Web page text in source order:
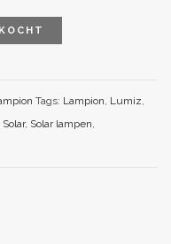
Tags: Lampion, Lumiz,
Solar, Solar lampen,